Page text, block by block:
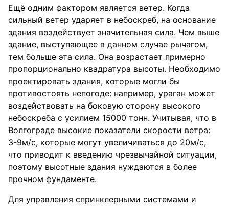
Ещё одним фактором является ветер. Когда
сильный ветер ударяет в небоскреб, на основание
здания воздействует значительная сила. Чем выше
здание, выступающее в данном случае рычагом,
тем больше эта сила. Она возрастает примерно
пропорционально квадратура высоты. Необходимо
проектировать здания, которые могли бы
противостоять непогоде: например, ураган может
воздействовать на боковую сторону высокого
небоскреба с усилием 15000 тонн. Учитывая, что в
Волгограде высокие показатели скорости ветра:
3-9м/с, которые могут увеличиваться до 20м/с,
что приводит к введению чрезвычайной ситуации,
поэтому высотные здания нуждаются в более
прочном фундаменте.
Для управления спринклерными системами и